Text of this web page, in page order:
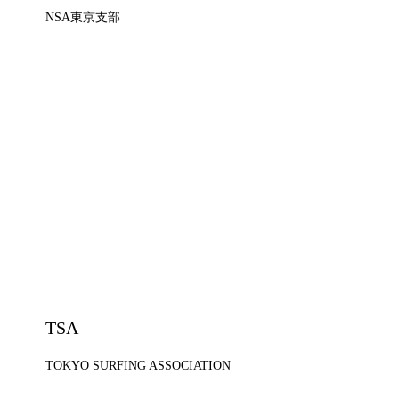
NSA東京支部
TSA
TOKYO SURFING ASSOCIATION